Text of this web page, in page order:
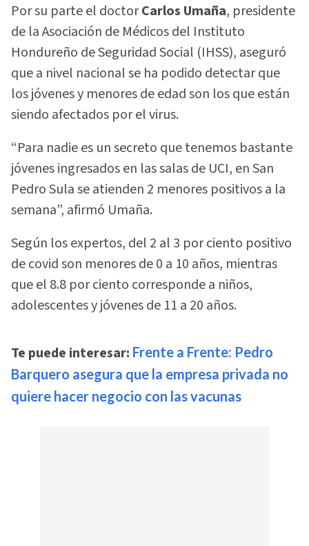
Por su parte el doctorCarlos Umaña, presidente
de la Asociación de Médicos del Instituto
Hondureño de Seguridad Social (IHSS), aseguró
que a nivel nacional se ha podido detectar que
los jóvenes y menores de edad son los que están
siendo afectados por el virus.
“Para nadie es un secreto que tenemos bastante
jóvenes ingresados en las salas de UCI, en San
Pedro Sula se atienden 2 menores positivos a la
semana”, afirmó Umaña.
Según los expertos, del 2 al 3 por ciento positivo
de covid son menores de 0 a 10 años, mientras
que el 8.8 por ciento corresponde a niños,
adolescentes y jóvenes de 11 a 20 años.
Te puede interesar: Frente a Frente: Pedro
Barquero asegura que la empresa privada no
quiere hacer negocio con las vacunas